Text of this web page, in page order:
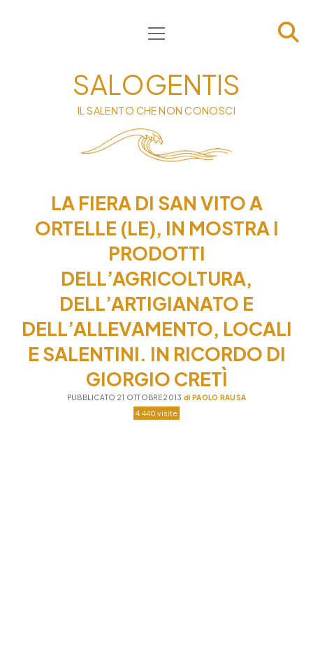
HOME
INFORMATIVA
CONTATTI
PRIVACY & COOKIE POLICY
apri
menu
SALOGENTIS
IL SALENTO CHE NON CONOSCI
LA FIERA DI SAN VITO A
ORTELLE (LE), IN MOSTRA I
PRODOTTI
DELL’AGRICOLTURA,
DELL’ARTIGIANATO E
DELL’ALLEVAMENTO, LOCALI
E SALENTINI. IN RICORDO DI
GIORGIO CRETÌ
PUBBLICATO 21 OTTOBRE 2013 diPAOLO RAUSA
4.440 visite